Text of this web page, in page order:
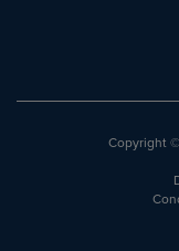
Copyright©